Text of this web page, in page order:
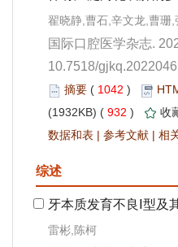
10.7518/gjkq.2022046
1042 )
932 )
|
|